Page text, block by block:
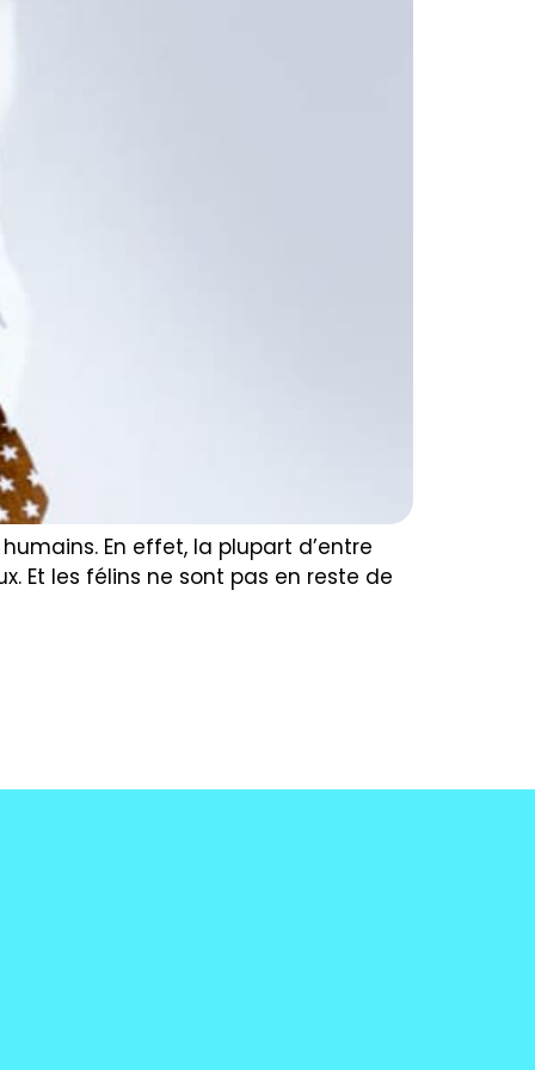
En effet, la plupart d’entre
Et les félins ne sont pas en reste de